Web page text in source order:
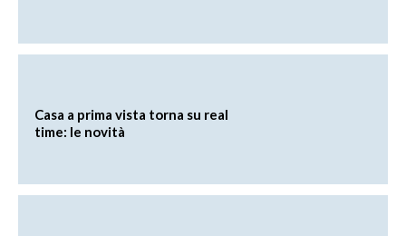
Casa a prima vista torna su real
time: le novità